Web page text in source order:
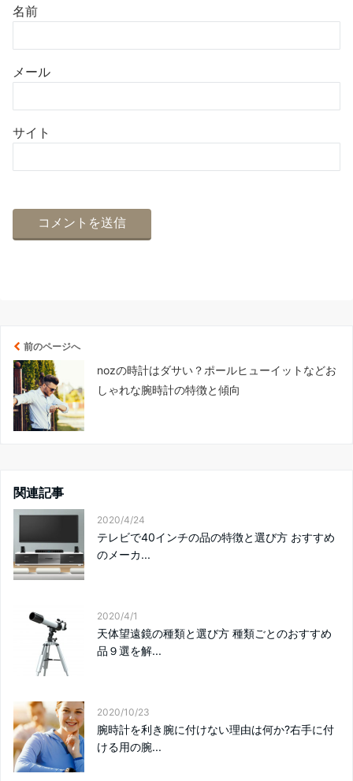
名前
メール
サイト
前のページへ
nozの時計はダサい？ポールヒューイットなどお
しゃれな腕時計の特徴と傾向
関連記事
2020/4/24
テレビで40インチの品の特徴と選び方 おすすめ
のメーカ...
2020/4/1
天体望遠鏡の種類と選び方 種類ごとのおすすめ
品９選を解...
2020/10/23
腕時計を利き腕に付けない理由は何か?右手に付
ける用の腕...